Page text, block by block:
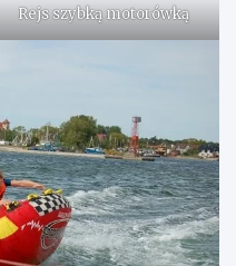
Rejs szybką motorówką